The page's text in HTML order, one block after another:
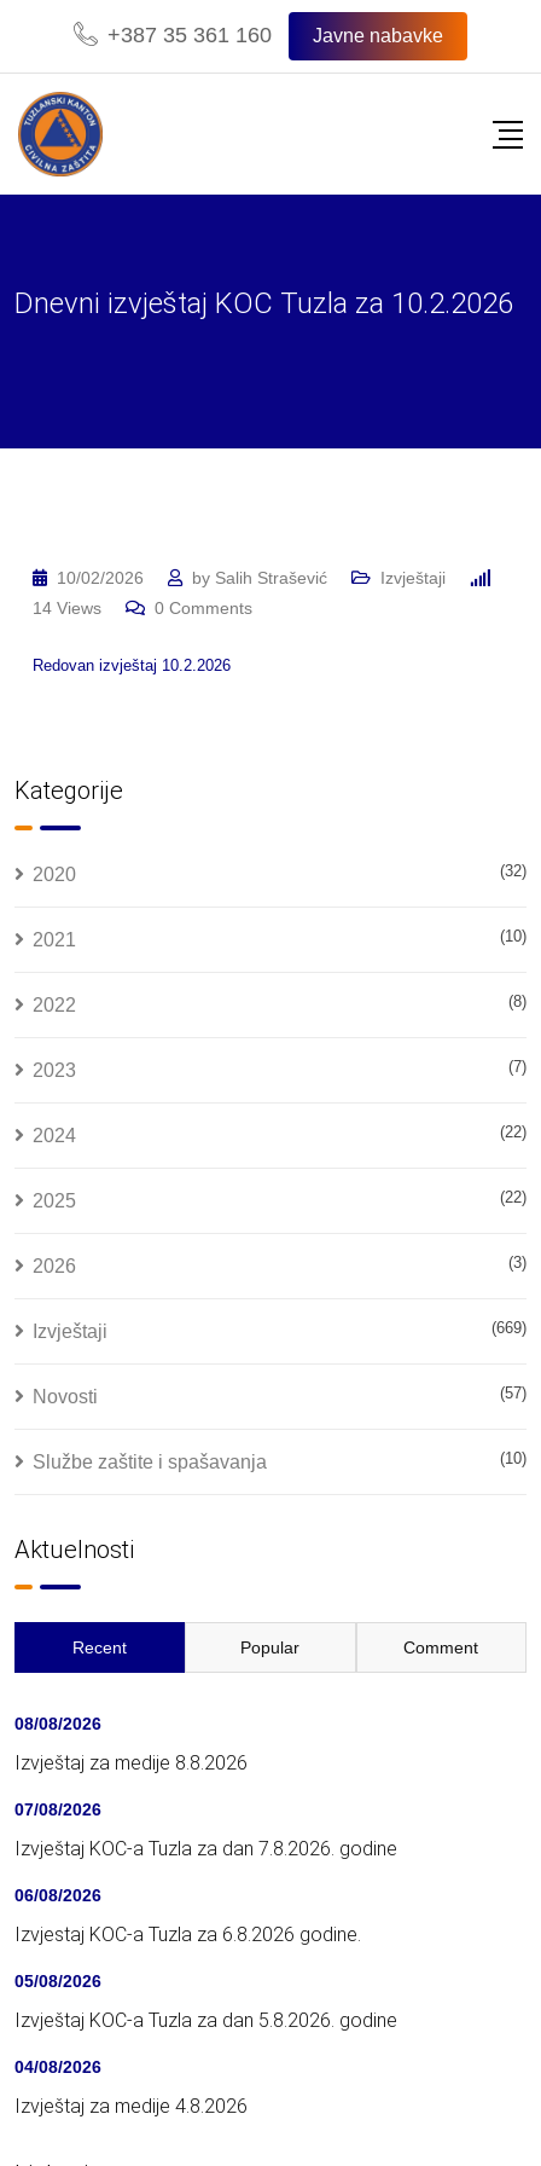
content
+387 35 361 160 Javne nabavke
Dnevni izvještaj KOC Tuzla za 10.2.2026
10/02/2026 by Salih Strašević
Izvještaji
14 Views 0 Comments
Redovan izvještaj 10.2.2026
Kategorije
2020 (32)
2021 (10)
2022 (8)
2023 (7)
2024 (22)
2025 (22)
2026 (3)
Izvještaji (669)
Novosti (57)
Službe zaštite i spašavanja (10)
Aktuelnosti
Recent Popular Comment
08/08/2026
Izvještaj za medije 8.8.2026
07/08/2026
Izvještaj KOC-a Tuzla za dan 7.8.2026. godine
06/08/2026
Izvjestaj KOC-a Tuzla za 6.8.2026 godine.
05/08/2026
Izvještaj KOC-a Tuzla za dan 5.8.2026. godine
04/08/2026
Izvještaj za medije 4.8.2026